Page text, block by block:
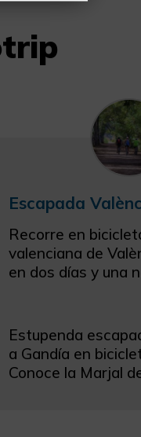
Recorre en
valenciana de
en dos días y una
Estupenda
a Gandía en
Conoce la Marjal